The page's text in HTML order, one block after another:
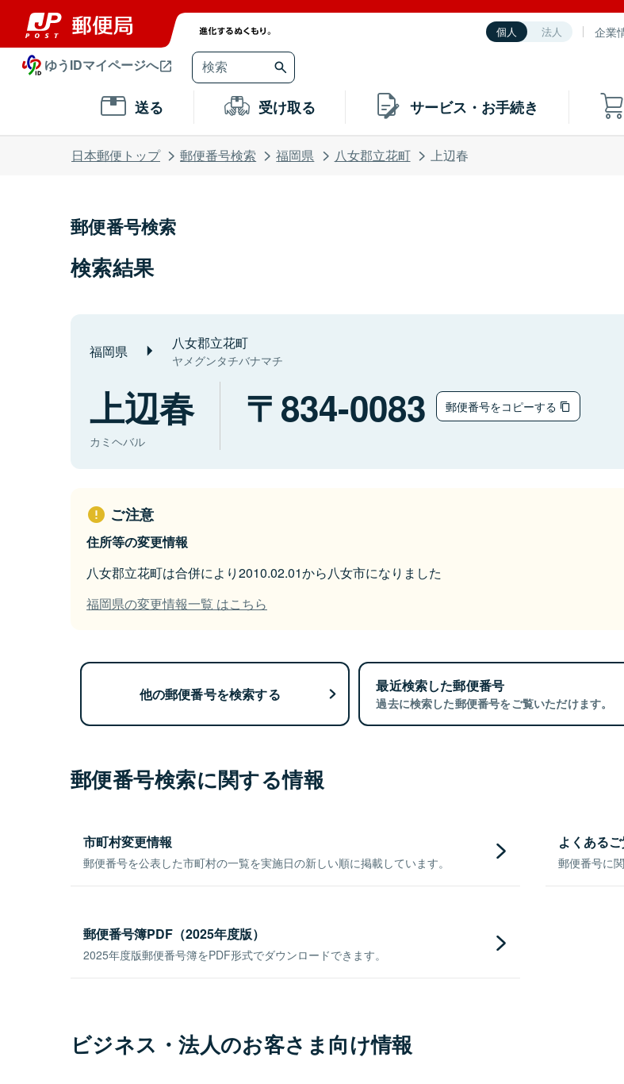
個人 法人 企業
ゆうIDマイページへ
送る 受け取る サービス・お手続き
日本郵便トップ 郵便番号検索 福岡県 八女郡立花町 上辺春
郵便番号検索
検索結果
福岡県 八女郡立花町
ヤメグンタチバナマチ
上辺春
カミヘバル
834-0083 郵便番号をコピーする
ご注意
住所等の変更情報
八女郡立花町は合併により2010.02.01から八女市になりました
福岡県の変更情報一覧 はこちら
他の郵便番号を検索する 最近検索した郵便番号
過去に検索した郵便番号をご覧いただけます。
郵便番号検索に関する情報
市町村変更情報
郵便番号を公表した市町村の一覧を実施日の新しい順に掲載しています。
よくある
郵便番号に
郵便番号簿PDF（2025年度版）
2025年度版郵便番号簿をPDF形式でダウンロードできます。
ビジネス・法人のお客さま向け情報